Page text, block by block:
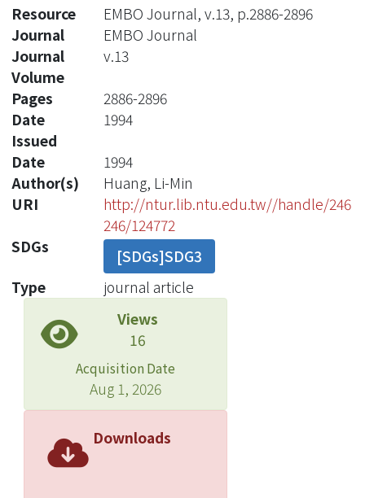
Resource
EMBO Journal, v.13, p.2886-2896
Journal
EMBO Journal
Journal
Volume
v.13
Pages
2886-2896
Date
Issued
1994
Date
1994
Author(s)
Huang, Li-Min
URI
http://ntur.lib.ntu.edu.tw//handle/246
246/124772
SDGs
[SDGs]SDG3
Type
journal article
Views
16
Acquisition Date
Aug 1, 2026
Downloads